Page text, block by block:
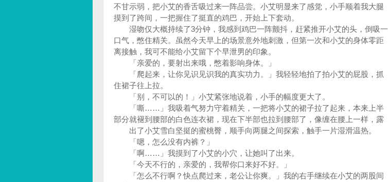
不甘示弱，把小艾的香舌吸过来一阵品尝。小艾明显来了感觉，小手顺着我大腿
摸到了跨间，一把握住了挺直的鸡巴，开始上下套动。
湿吻仅大概持续了3分钟，我感到鸡巴一阵颤抖，赶紧推开小艾的头，倒吸一
口气，憋住精关。虽然今天早上的场景意外地刺激，但第一次和小艾的身体零距
离接触，我可不能给小艾留下个早泄男的印象。
「亲爱的，要射出来哦，憋着影响身体。」
「爬起来，让你见识见识我的真实功力。」我轻轻地拍了拍小艾的屁股，抓
住裙子往上拉。
「别，不可以的！」小艾紧张地说着，小手的幅度更大了。
「嘶……」我吸着气努力守着精关，一把将小艾的裙子拉了起来，本来上半
部分就褪到腰部的白色连衣裙，现在下半部也拉到腰部了，像缠在腰上一样，露
出了小艾雪白坚挺的蜜桃臀，顺手向两腿之间探索，触手一片湿滑温热。
「嗯，怎么没有内裤？」
「啊……」我摸到了小艾的小穴，让她叫了出来。
「今天不行的，亲爱的，我帮你口来好不好。」
「怎么不行啊？快点爬过来，老公让你爽。」我的右手继续在小艾的两股间